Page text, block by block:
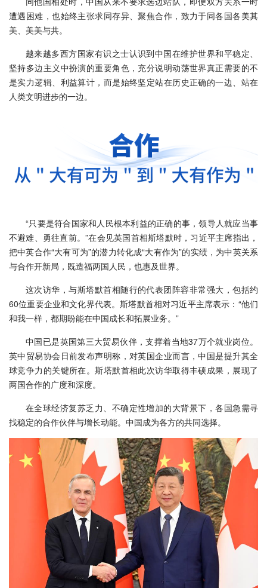
遭遇困难，也始终主张求同存异、聚焦合作，致力于同各国各美其
美、美美与共。
越来越多西方国家有识之士认识到中国在维护世界和平稳定、
坚持多边主义中扮演的重要角色，充分说明动荡世界真正需要的不
是实力逻辑、利益算计，而是始终坚定站在历史正确的一边、站在
人类文明进步的一边。
“只要是符合国家和人民根本利益的正确的事，领导人就应当事
不避难、勇往直前。”在会见英国首相斯塔默时，习近平主席指出，
把中英合作“大有可为”的潜力转化成“大有作为”的实绩，为中英关系
与合作开新局，既造福两国人民，也惠及世界。
这次访华，与斯塔默首相随行的代表团阵容非常强大，包括约
60位重要企业和文化界代表。斯塔默首相对习近平主席表示：“他们
和我一样，都期盼能在中国成长和拓展业务。”
中国已是英国第三大贸易伙伴，支撑着当地37万个就业岗位。
英中贸易协会日前发布声明称，对英国企业而言，中国是提升其全
球竞争力的关键所在。斯塔默首相此次访华取得丰硕成果，展现了
两国合作的广度和深度。
在全球经济复苏乏力、不确定性增加的大背景下，各国急需寻
找稳定的合作伙伴与增长动能。中国成为各方的共同选择。